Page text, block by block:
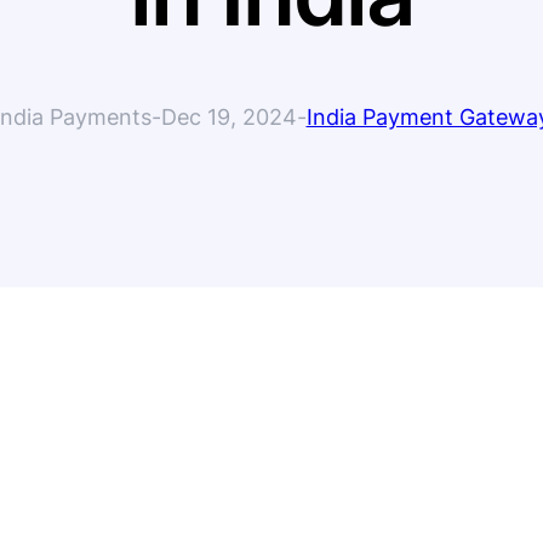
Payments-Dec 19, 2024-India Payment